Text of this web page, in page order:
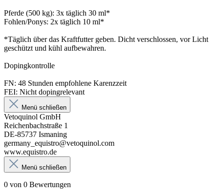
Pferde (500 kg): 3x täglich 30 ml*
Fohlen/Ponys: 2x täglich 10 ml*
*Täglich über das Kraftfutter geben. Dicht verschlossen, vor Licht
geschützt und kühl aufbewahren.
Dopingkontrolle
FN: 48 Stunden empfohlene Karenzzeit
FEI: Nicht dopingrelevant
Menü schließen
Vetoquinol GmbH
Reichenbachstraße 1
DE-85737 Ismaning
germany_equistro@vetoquinol.com
www.equistro.de
Menü schließen
0 von 0 Bewertungen